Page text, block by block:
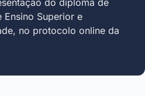
Superior e
no protocolo online da